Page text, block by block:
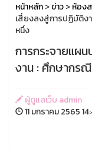
หน้าหลัก>ข่าว>ห้อง
เสี่ยงลงสู่การปฏิบัติง
หนึ่ง
การกระจายแผ
งาน : ศึกษากร
ผู้ดูแลเว็บ admin
11 มกราคม 2565